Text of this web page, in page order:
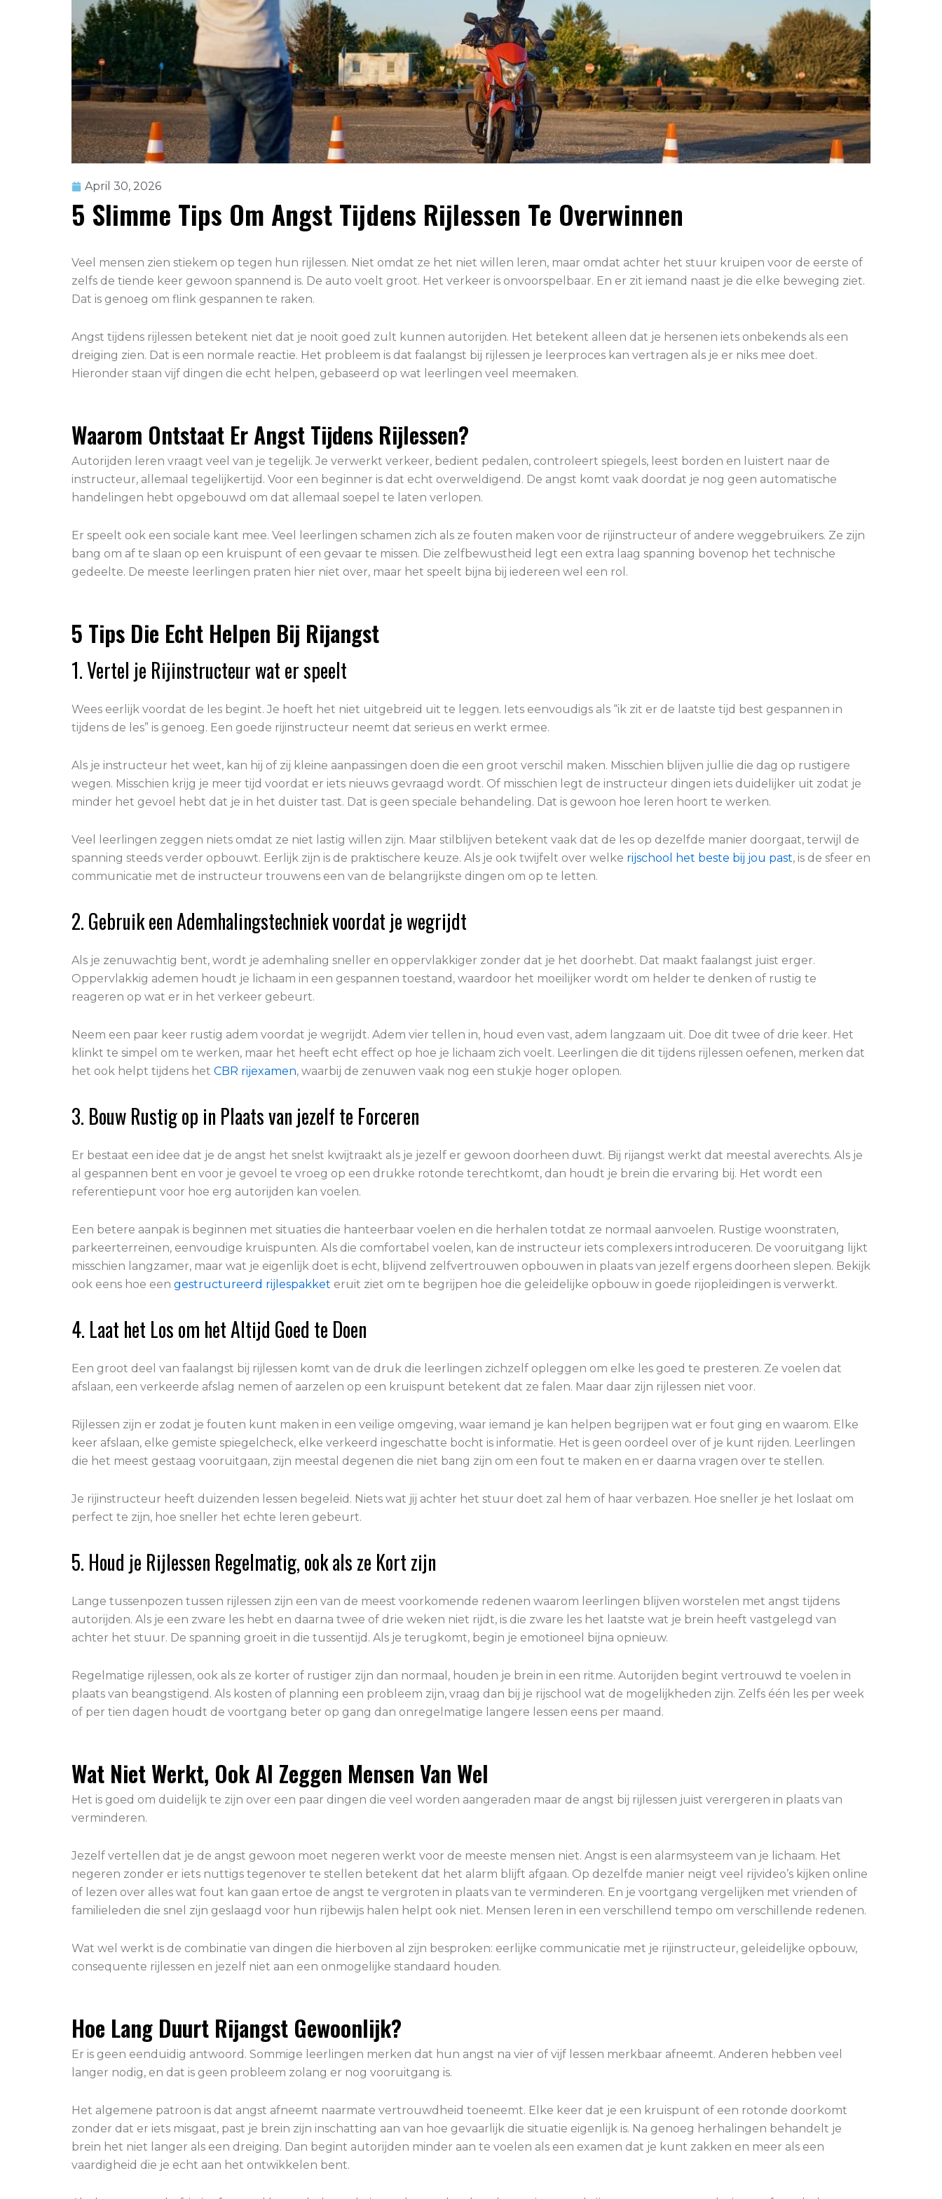
April 30, 2026
5 Slimme Tips Om Angst Tijdens Rijlessen Te Overwinnen
Veel mensen zien stiekem op tegen hun rijlessen. Niet omdat ze het niet willen leren, maar omdat achter het stuur kruipen voor de eerste of
zelfs de tiende keer gewoon spannend is. De auto voelt groot. Het verkeer is onvoorspelbaar. En er zit iemand naast je die elke beweging ziet.
Dat is genoeg om flink gespannen te raken.
Angst tijdens rijlessen betekent niet dat je nooit goed zult kunnen autorijden. Het betekent alleen dat je hersenen iets onbekends als een
dreiging zien. Dat is een normale reactie. Het probleem is dat faalangst bij rijlessen je leerproces kan vertragen als je er niks mee doet.
Hieronder staan vijf dingen die echt helpen, gebaseerd op wat leerlingen veel meemaken.
Waarom Ontstaat Er Angst Tijdens Rijlessen?
Autorijden leren vraagt veel van je tegelijk. Je verwerkt verkeer, bedient pedalen, controleert spiegels, leest borden en luistert naar de
instructeur, allemaal tegelijkertijd. Voor een beginner is dat echt overweldigend. De angst komt vaak doordat je nog geen automatische
handelingen hebt opgebouwd om dat allemaal soepel te laten verlopen.
Er speelt ook een sociale kant mee. Veel leerlingen schamen zich als ze fouten maken voor de rijinstructeur of andere weggebruikers. Ze zijn
bang om af te slaan op een kruispunt of een gevaar te missen. Die zelfbewustheid legt een extra laag spanning bovenop het technische
gedeelte. De meeste leerlingen praten hier niet over, maar het speelt bijna bij iedereen wel een rol.
5 Tips Die Echt Helpen Bij Rijangst
1. Vertel je Rijinstructeur wat er speelt
Wees eerlijk voordat de les begint. Je hoeft het niet uitgebreid uit te leggen. Iets eenvoudigs als “ik zit er de laatste tijd best gespannen in
tijdens de les” is genoeg. Een goede rijinstructeur neemt dat serieus en werkt ermee.
Als je instructeur het weet, kan hij of zij kleine aanpassingen doen die een groot verschil maken. Misschien blijven jullie die dag op rustigere
wegen. Misschien krijg je meer tijd voordat er iets nieuws gevraagd wordt. Of misschien legt de instructeur dingen iets duidelijker uit zodat je
minder het gevoel hebt dat je in het duister tast. Dat is geen speciale behandeling. Dat is gewoon hoe leren hoort te werken.
Veel leerlingen zeggen niets omdat ze niet lastig willen zijn. Maar stilblijven betekent vaak dat de les op dezelfde manier doorgaat, terwijl de
spanning steeds verder opbouwt. Eerlijk zijn is de praktischere keuze. Als je ook twijfelt over welke rijschool het beste bij jou past, is de sfeer en
communicatie met de instructeur trouwens een van de belangrijkste dingen om op te letten.
2. Gebruik een Ademhalingstechniek voordat je wegrijdt
Als je zenuwachtig bent, wordt je ademhaling sneller en oppervlakkiger zonder dat je het doorhebt. Dat maakt faalangst juist erger.
Oppervlakkig ademen houdt je lichaam in een gespannen toestand, waardoor het moeilijker wordt om helder te denken of rustig te
reageren op wat er in het verkeer gebeurt.
Neem een paar keer rustig adem voordat je wegrijdt. Adem vier tellen in, houd even vast, adem langzaam uit. Doe dit twee of drie keer. Het
klinkt te simpel om te werken, maar het heeft echt effect op hoe je lichaam zich voelt. Leerlingen die dit tijdens rijlessen oefenen, merken dat
het ook helpt tijdens het CBR rijexamen, waarbij de zenuwen vaak nog een stukje hoger oplopen.
3. Bouw Rustig op in Plaats van jezelf te Forceren
Er bestaat een idee dat je de angst het snelst kwijtraakt als je jezelf er gewoon doorheen duwt. Bij rijangst werkt dat meestal averechts. Als je
al gespannen bent en voor je gevoel te vroeg op een drukke rotonde terechtkomt, dan houdt je brein die ervaring bij. Het wordt een
referentiepunt voor hoe erg autorijden kan voelen.
Een betere aanpak is beginnen met situaties die hanteerbaar voelen en die herhalen totdat ze normaal aanvoelen. Rustige woonstraten,
parkeerterreinen, eenvoudige kruispunten. Als die comfortabel voelen, kan de instructeur iets complexers introduceren. De vooruitgang lijkt
misschien langzamer, maar wat je eigenlijk doet is echt, blijvend zelfvertrouwen opbouwen in plaats van jezelf ergens doorheen slepen. Bekijk
ook eens hoe een gestructureerd rijlespakket eruit ziet om te begrijpen hoe die geleidelijke opbouw in goede rijopleidingen is verwerkt.
4. Laat het Los om het Altijd Goed te Doen
Een groot deel van faalangst bij rijlessen komt van de druk die leerlingen zichzelf opleggen om elke les goed te presteren. Ze voelen dat
afslaan, een verkeerde afslag nemen of aarzelen op een kruispunt betekent dat ze falen. Maar daar zijn rijlessen niet voor.
Rijlessen zijn er zodat je fouten kunt maken in een veilige omgeving, waar iemand je kan helpen begrijpen wat er fout ging en waarom. Elke
keer afslaan, elke gemiste spiegelcheck, elke verkeerd ingeschatte bocht is informatie. Het is geen oordeel over of je kunt rijden. Leerlingen
die het meest gestaag vooruitgaan, zijn meestal degenen die niet bang zijn om een fout te maken en er daarna vragen over te stellen.
Je rijinstructeur heeft duizenden lessen begeleid. Niets wat jij achter het stuur doet zal hem of haar verbazen. Hoe sneller je het loslaat om
perfect te zijn, hoe sneller het echte leren gebeurt.
5. Houd je Rijlessen Regelmatig, ook als ze Kort zijn
Lange tussenpozen tussen rijlessen zijn een van de meest voorkomende redenen waarom leerlingen blijven worstelen met angst tijdens
autorijden. Als je een zware les hebt en daarna twee of drie weken niet rijdt, is die zware les het laatste wat je brein heeft vastgelegd van
achter het stuur. De spanning groeit in die tussentijd. Als je terugkomt, begin je emotioneel bijna opnieuw.
Regelmatige rijlessen, ook als ze korter of rustiger zijn dan normaal, houden je brein in een ritme. Autorijden begint vertrouwd te voelen in
plaats van beangstigend. Als kosten of planning een probleem zijn, vraag dan bij je rijschool wat de mogelijkheden zijn. Zelfs één les per week
of per tien dagen houdt de voortgang beter op gang dan onregelmatige langere lessen eens per maand.
Wat Niet Werkt, Ook Al Zeggen Mensen Van Wel
Het is goed om duidelijk te zijn over een paar dingen die veel worden aangeraden maar de angst bij rijlessen juist verergeren in plaats van
verminderen.
Jezelf vertellen dat je de angst gewoon moet negeren werkt voor de meeste mensen niet. Angst is een alarmsysteem van je lichaam. Het
negeren zonder er iets nuttigs tegenover te stellen betekent dat het alarm blijft afgaan. Op dezelfde manier neigt veel rijvideo’s kijken online
of lezen over alles wat fout kan gaan ertoe de angst te vergroten in plaats van te verminderen. En je voortgang vergelijken met vrienden of
familieleden die snel zijn geslaagd voor hun rijbewijs halen helpt ook niet. Mensen leren in een verschillend tempo om verschillende redenen.
Wat wel werkt is de combinatie van dingen die hierboven al zijn besproken: eerlijke communicatie met je rijinstructeur, geleidelijke opbouw,
consequente rijlessen en jezelf niet aan een onmogelijke standaard houden.
Hoe Lang Duurt Rijangst Gewoonlijk?
Er is geen eenduidig antwoord. Sommige leerlingen merken dat hun angst na vier of vijf lessen merkbaar afneemt. Anderen hebben veel
langer nodig, en dat is geen probleem zolang er nog vooruitgang is.
Het algemene patroon is dat angst afneemt naarmate vertrouwdheid toeneemt. Elke keer dat je een kruispunt of een rotonde doorkomt
zonder dat er iets misgaat, past je brein zijn inschatting aan van hoe gevaarlijk die situatie eigenlijk is. Na genoeg herhalingen behandelt je
brein het niet langer als een dreiging. Dan begint autorijden minder aan te voelen als een examen dat je kunt zakken en meer als een
vaardigheid die je echt aan het ontwikkelen bent.